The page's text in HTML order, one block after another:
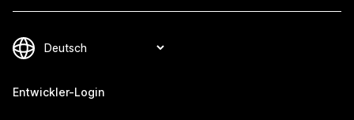
Entwickler-Login